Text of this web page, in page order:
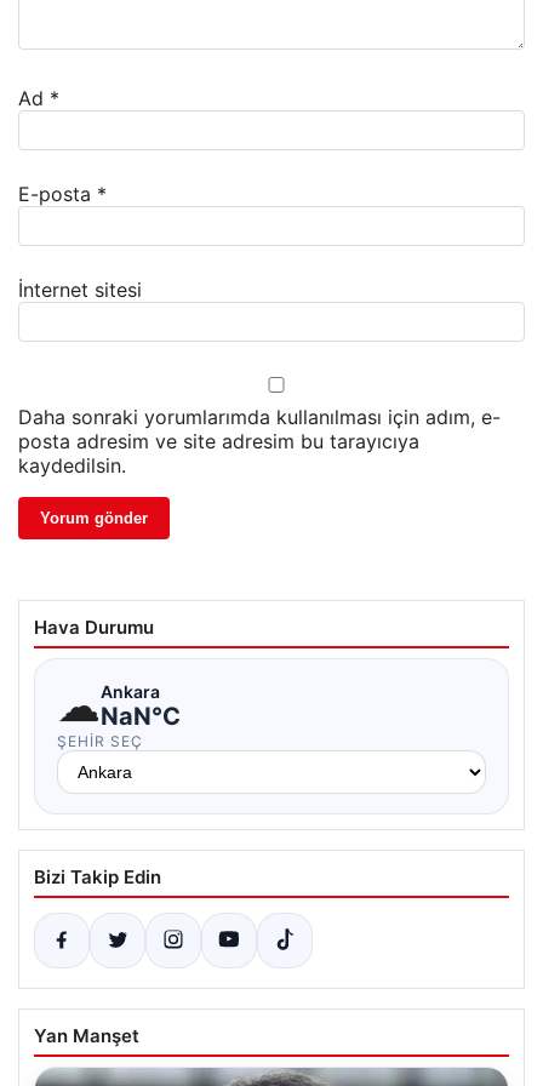
Ad *
E-posta *
İnternet sitesi
Daha sonraki yorumlarımda kullanılması için adım, e-
posta adresim ve site adresim bu tarayıcıya
kaydedilsin.
Hava Durumu
☁Ankara
NaN°C
ŞEHIR SEÇ
Bizi Takip Edin
Yan Manşet